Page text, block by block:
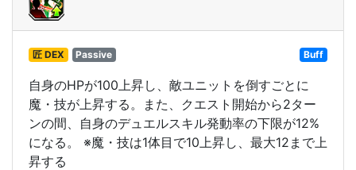
匠 DEX Passive Buff
自身のHPが100上昇し、敵ユニットを倒すごとに
魔・技が上昇する。また、クエスト開始から2ター
ンの間、自身のデュエルスキル発動率の下限が12%
になる。 ※魔・技は1体目で10上昇し、最大12まで上
昇する